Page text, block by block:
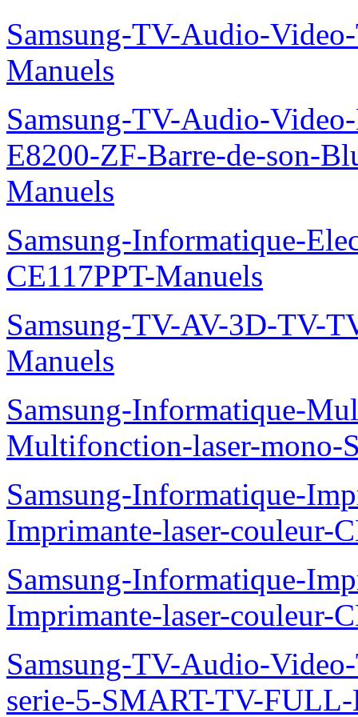
Samsung-TV-Audio-
Manuels
Samsung-TV-Audio-
E8200-ZF-Barre-de-son-
Manuels
Samsung-Informatique-
CE117PPT-Manuels
Samsung-TV-AV-3D-TV-
Manuels
Samsung-Informatique-
Multifonction-laser-mono-
Samsung-Informatique-
Imprimante-laser-couleur-
Samsung-Informatique-
Imprimante-laser-couleur-
Samsung-TV-Audio-
serie-5-SMART-TV-